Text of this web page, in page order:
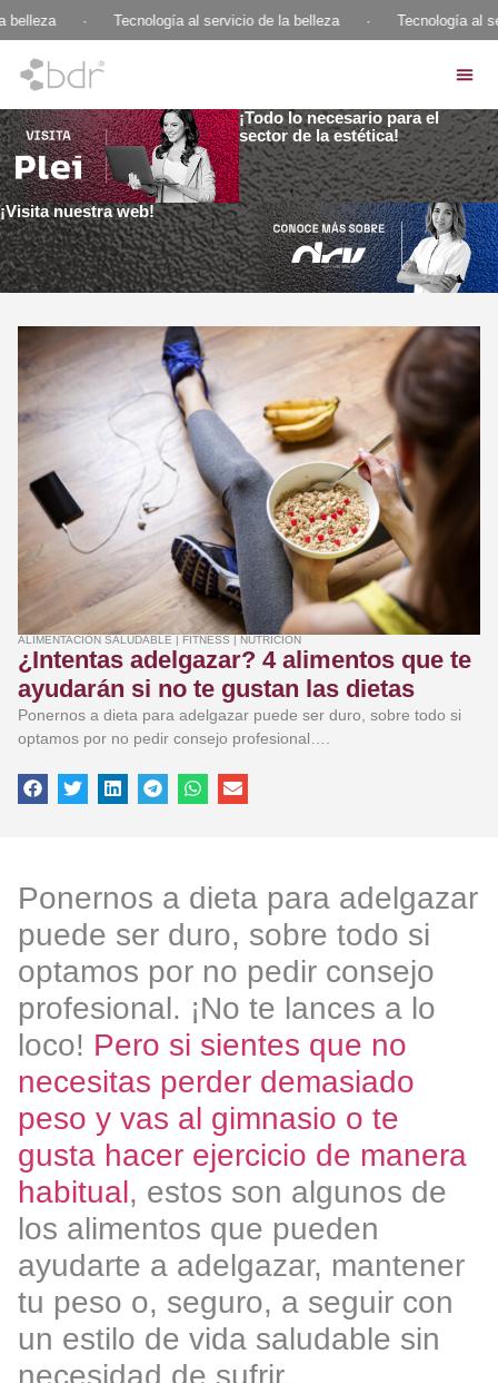
Tecnología al servicio de la belleza Tecnología al
¡Todo lo necesario para el
sector de la estética!
¡Visita nuestra web!
ALIMENTACIÓN SALUDABLE | FITNESS | NUTRICIÓN
¿Intentas adelgazar? 4 alimentos que te
ayudarán si no te gustan las dietas
Ponernos a dieta para adelgazar puede ser duro, sobre todo si
optamos por no pedir consejo profesional….
Ponernos a dieta para adelgazar
puede ser duro, sobre todo si
optamos por no pedir consejo
profesional. ¡No te lances a lo
loco! Pero si sientes que no
necesitas perder demasiado
peso y vas al gimnasio o te
gusta hacer ejercicio de manera
habitual, estos son algunos de
los alimentos que pueden
ayudarte a adelgazar, mantener
tu peso o, seguro, a seguir con
un estilo de vida saludable sin
necesidad de sufrir.